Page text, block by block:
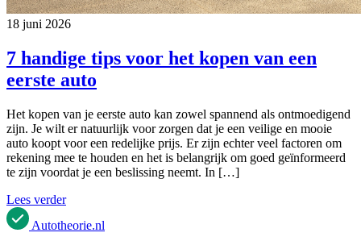
18 juni 2026
7 handige tips voor het kopen van een
eerste auto
Het kopen van je eerste auto kan zowel spannend als ontmoedigend
zijn. Je wilt er natuurlijk voor zorgen dat je een veilige en mooie
auto koopt voor een redelijke prijs. Er zijn echter veel factoren om
rekening mee te houden en het is belangrijk om goed geïnformeerd
te zijn voordat je een beslissing neemt. In […]
Lees verder
Autotheorie.nl